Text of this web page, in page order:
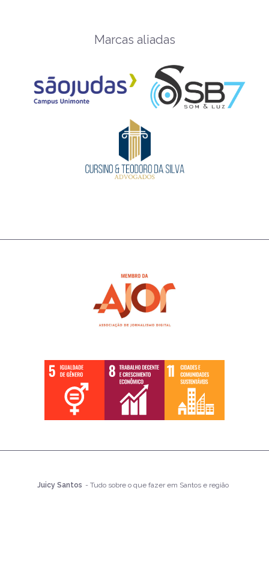
Marcas aliadas
Juicy Santos - Tudo sobre o que fazer em Santos e região